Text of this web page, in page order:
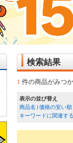
検索結果
1 件の商品がみつ
表示の並び替え
商品名
価格の安い順
キーワードに関連す